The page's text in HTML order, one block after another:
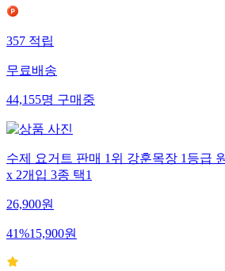
357 적립
무료배송
44,155명 구매중
수제 요거트 판매 1위 강훈목장 1등급
x 2개입 3종 택1
26,900원
41%15,900원